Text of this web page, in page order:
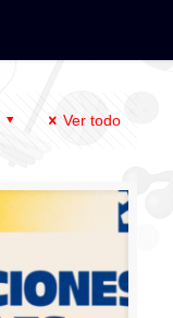
Ver todo